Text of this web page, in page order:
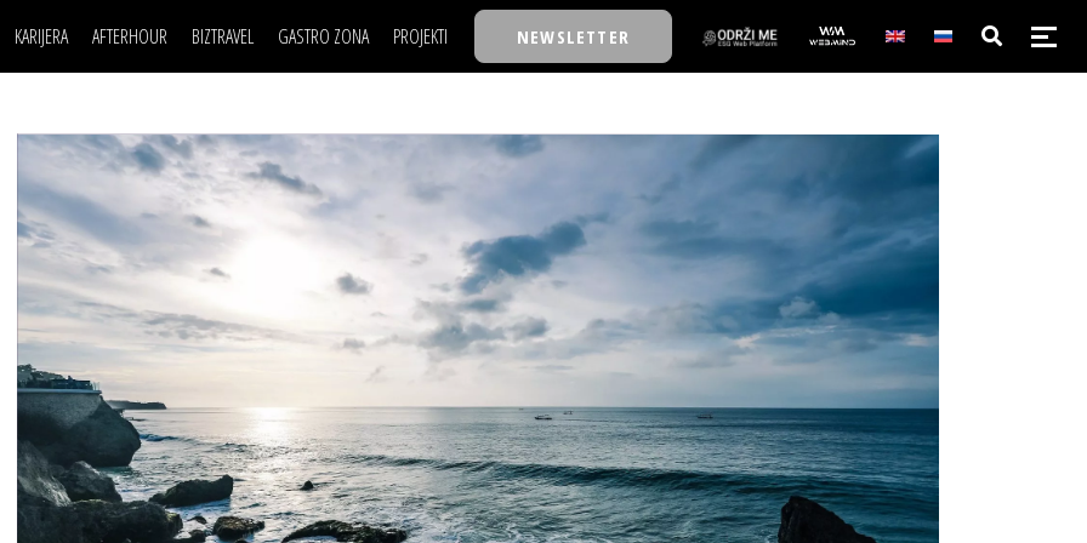
KARIJERA
LJUDI (HR)
MOJ UGAO
USAVRŠAVANJE
KNOW-HOW
AFTERHOUR
KNJIGE
STIL
BIZTRAVEL GASTRO ZONA PROJEKTI
TASTY TALKS
30 ISPOD 30
BACK TO OFFICE/SCHOOL
BIZBENDOVI
BIZKOLEGIJUM
BMW BIZNIS LIGA
BIZLIFE WEEK
IZJAVA GODINE
NEWSLETTER
POSAO
MOJ UGAO
USAVRŠAVANJE
KNOW-HOW
FILM I SCENA
AUTO SVET
STIL
WELLBEING
NAJKOLEGA
30 ISPOD 30
BACK TO OFFICE/SCHOOL
BIZBENDOVI
BIZKOLEGIJUM
BMW BIZNIS LIGA
BIZLIFE WEEK